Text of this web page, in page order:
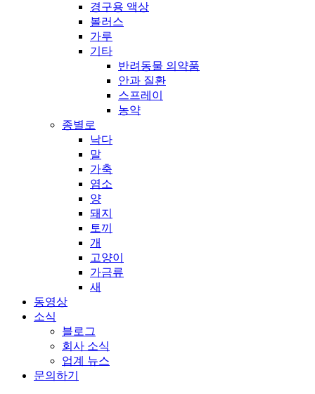
경구용 액상
볼러스
가루
기타
반려동물 의약품
안과 질환
스프레이
농약
종별로
낙다
말
가축
염소
양
돼지
토끼
개
고양이
가금류
새
동영상
소식
블로그
회사 소식
업계 뉴스
문의하기